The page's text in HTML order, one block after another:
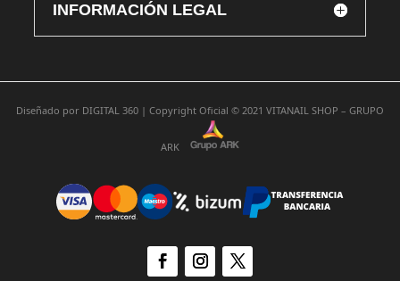
INFORMACIÓN LEGAL
Diseñado por DIGITAL 360 | Copyright Oficial © 2021 VITANAIL SHOP – GRUPO
ARK